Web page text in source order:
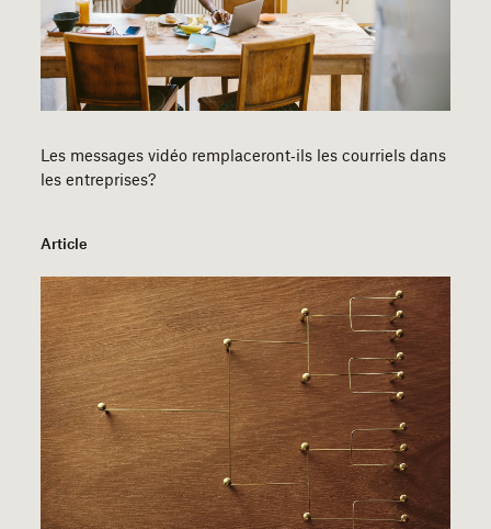
Les messages vidéo remplaceront‑ils les courriels dans
les entreprises?
Article